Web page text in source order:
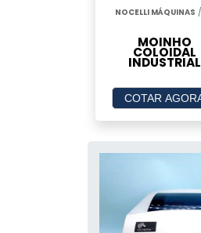
NOCELLI MÁQUINAS
MOINHO
COLOIDAL
INDUSTRIAL
COTAR